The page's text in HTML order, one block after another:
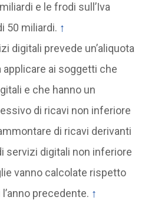
e le frodi sull’Iva
50 miliardi. ↑
digitali prevede un’aliquota
applicare ai soggetti che
e che hanno un
di ricavi non inferiore
di ricavi derivanti
servizi digitali non inferiore
vanno calcolate rispetto
precedente. ↑